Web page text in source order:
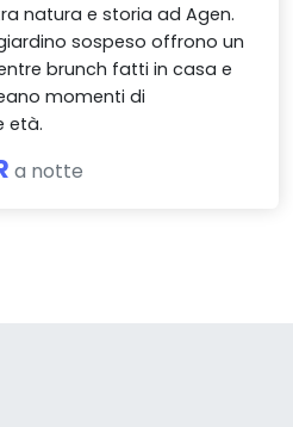
natura e storia ad Agen.
sospeso offrono un
brunch fatti in casa e
momenti di
età.
a notte